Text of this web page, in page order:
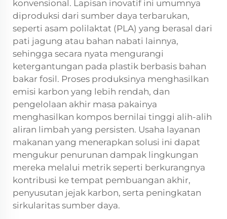
konvensional. Lapisan inovatif ini umumnya
diproduksi dari sumber daya terbarukan,
seperti asam polilaktat (PLA) yang berasal dari
pati jagung atau bahan nabati lainnya,
sehingga secara nyata mengurangi
ketergantungan pada plastik berbasis bahan
bakar fosil. Proses produksinya menghasilkan
emisi karbon yang lebih rendah, dan
pengelolaan akhir masa pakainya
menghasilkan kompos bernilai tinggi alih-alih
aliran limbah yang persisten. Usaha layanan
makanan yang menerapkan solusi ini dapat
mengukur penurunan dampak lingkungan
mereka melalui metrik seperti berkurangnya
kontribusi ke tempat pembuangan akhir,
penyusutan jejak karbon, serta peningkatan
sirkularitas sumber daya.